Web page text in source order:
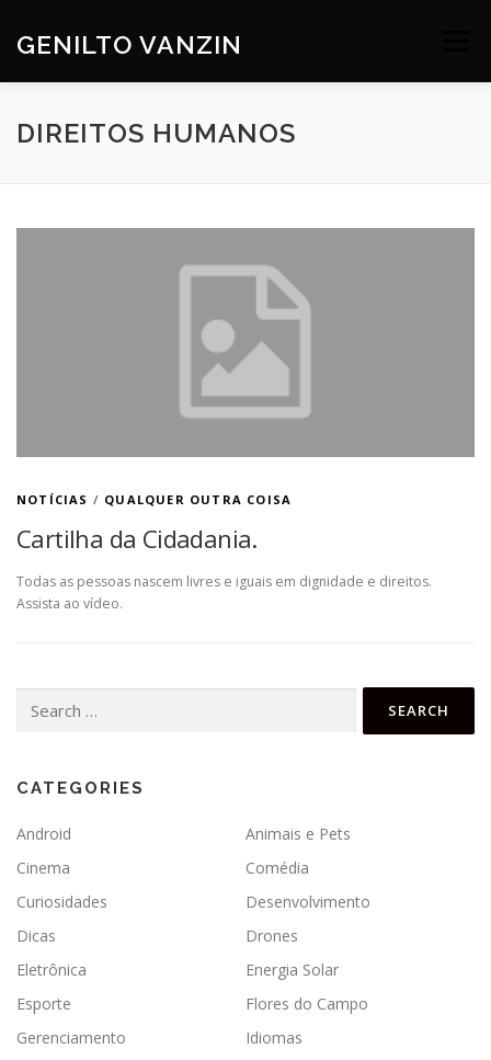
content
GENILTO VANZIN
SOBRE DEV HOBBIES
DIREITOS HUMANOS
NOTÍCIAS / QUALQUER OUTRA COISA
Cartilha da Cidadania.
Todas as pessoas nascem livres e iguais em dignidade e direitos.
Assista ao vídeo.
for:
CATEGORIES
Android
Animais e Pets
Cinema
Comédia
Curiosidades
Desenvolvimento
Dicas
Drones
Eletrônica
Energia Solar
Esporte
Flores do Campo
Gerenciamento
Idiomas